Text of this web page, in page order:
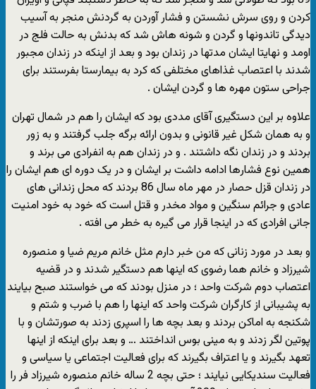
کردن و روی سرش نشستن و فشار آوردن به گردنش منجر به آسیب
دیدگی تاندونها و گردن و شونه هاش شد که بدنش به حالت فلج در
اومد و نهایتا ایشان مدتها در زندان بود و بعد از اینکه در زندان مجبور
شدند با اعتصاب غذاهای مختلفی که کرد به بیمارستا بفرستند برای
جراحی ستون مهره ها و گردن ایشان .
علاوه بر این دستگیری آقای مددی بود که ایشان را هم در شمال تهران
و به همان شکل غیر قانونی و بدون ارائه برگه جلب گرفتند و به زور
بردند و در زندان نگه داشتند . و در زندان هم به انفرادی می برند و
همین نوع فشارها ادامه داشت بر ایشان و در یک دوره ای هم ایشان را
در زندان قزل حصار در مهر ماه سال 86 بردند که محل زندانی های
عادی و جرائم سنگین و مواد مخدر و قتل است که خود به خود امنیت
جانی افرادی که در اینجا قرار می گیره به خطر می افته .
و بعد در مورد زنانی که من خبر دارم مثل خانم مریم ضیا و منصوره
شیرزاد و خانم هما رضوی که اینها هم دستگیر شدند و در قضیه
اعتصاب دوم شرکت واحد ؛ در منزل بودند که می خواستند صبح بیایند
به پشیبانی از کارگران شرکت واحد که اینها را هم با ضرب و شتم و
شکنجه به اماکن بردند و بعد بچه ها را اسپری زدند به صورتشان و با
پوتین لگر زدند و به مینی بوس انداختند … و بعد برای اینکه از اینها
تعهد بگیرند و یا اعتراف بگیرند که برای فعالیت اجتماعی یا سیاسی و
فعالیت سندیکایی نیایند ؛ حتی بچه 2 ساله خانم منصوره شیرزاد فر را